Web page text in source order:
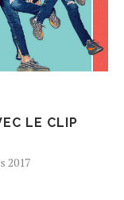
LE CLIP
2017